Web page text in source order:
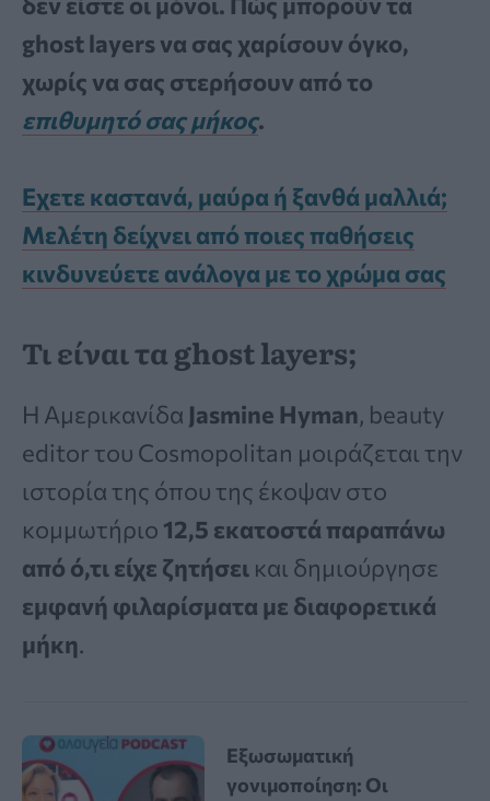
ghost layers να σας χαρίσουν όγκο,
χωρίς να σας στερήσουν από το
επιθυμητό σας μήκος.
Εχετε καστανά, μαύρα ή ξανθά μαλλιά;
Μελέτη δείχνει από ποιες παθήσεις
κινδυνεύετε ανάλογα με το χρώμα σας
Τι είναι τα ghost layers;
Η Αμερικανίδα Jasmine Hyman, beauty
editor του Cosmopolitan μοιράζεται την
ιστορία της όπου της έκοψαν στο
κομμωτήριο 12,5 εκατοστά παραπάνω
από ό,τι είχε ζητήσει και δημιούργησε
εμφανή φιλαρίσματα με διαφορετικά
μήκη.
Εξωσωματική
γονιμοποίηση: Οι